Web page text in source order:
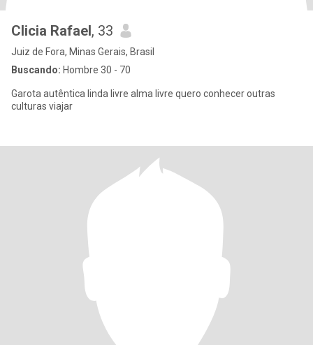
Clicia Rafael, 33
Juiz de Fora, Minas Gerais, Brasil
Buscando: Hombre 30 - 70
Garota autêntica linda livre alma livre quero conhecer outras
culturas viajar